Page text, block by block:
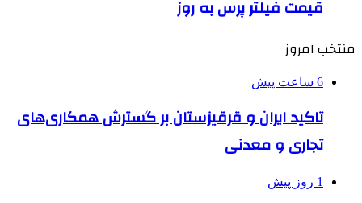
قیمت فیلتر پرس به روز
منتخب امروز
6 ساعت پیش
تاکید ایران و قرقیزستان بر گسترش همکاری‌های
تجاری و معدنی
1 روز پیش